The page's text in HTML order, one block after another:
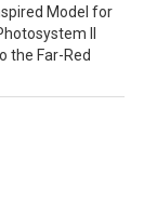
Model for
II
the Far-Red